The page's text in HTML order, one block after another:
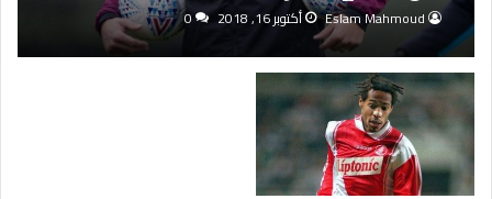
Eslam Mahmoud أكتوبر 16, 2018 0